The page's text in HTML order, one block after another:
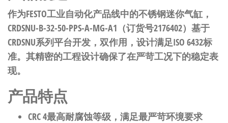
作为FESTO工业自动化产品线中的不锈钢迷你气缸，
CRDSNU-B-32-50-PPS-A-MG-A1（订货号2176402）基于
CRDSNU系列平台开发，双作用，设计满足ISO 6432标
准。其精密的工程设计确保了在严苛工况下的稳定表
现。
产品特点
CRC 4最高耐腐蚀等级，满足最严苛环境要求